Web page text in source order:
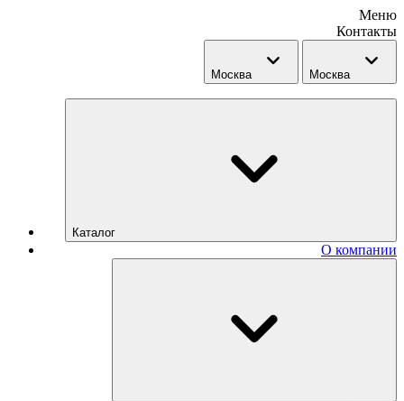
Меню
Контакты
Москва Москва
Каталог
О компании